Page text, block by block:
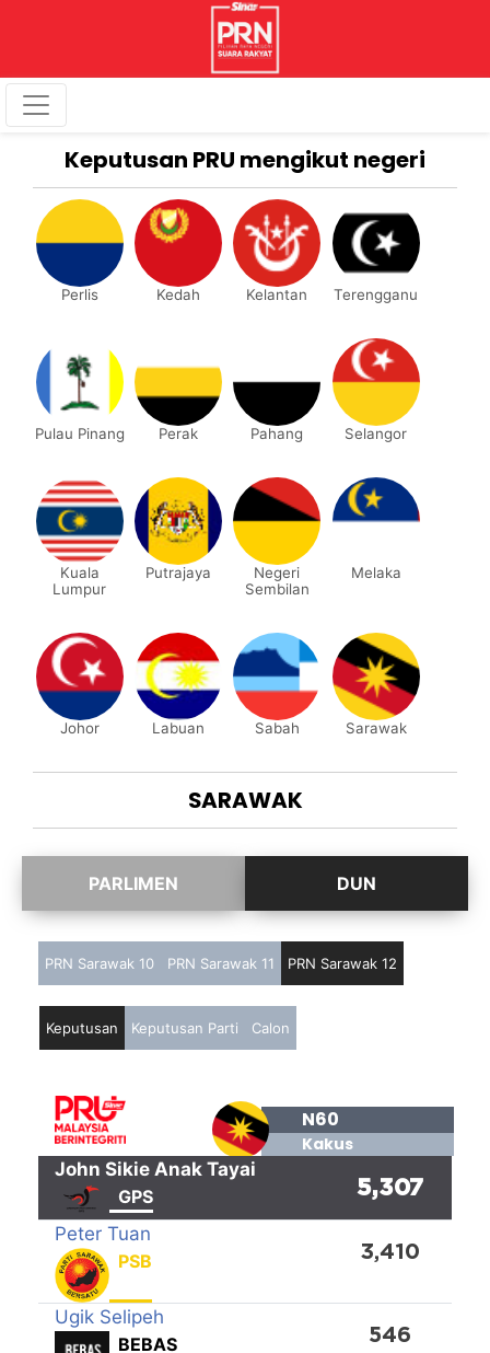
Keputusan PRU mengikut negeri
Perlis Kedah Kelantan Terengganu
Pulau Pinang Perak Pahang Selangor
Kuala
Lumpur
Putrajaya
Negeri
Sembilan
Melaka
Johor Labuan Sabah Sarawak
SARAWAK
PRN Sarawak 10 PRN Sarawak 11 PRN Sarawak 12
Keputusan Keputusan Parti Calon
N60
Kakus
John Sikie Anak Tayai
GPS
5,307
Peter Tuan
PSB
3,410
Ugik Selipeh
BEBAS
546